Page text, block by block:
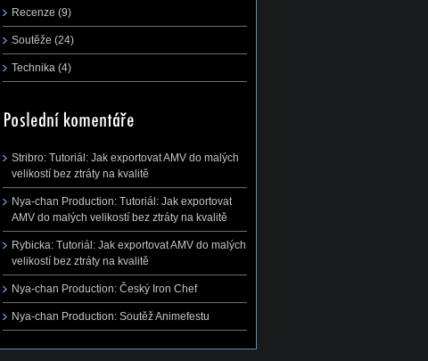
Recenze (9)
Soutěže (24)
Technika (4)
Stribro: Tutoriál: Jak exportovat AMV do malých
velikostí bez ztráty na kvalitě
Nya-chan Production: Tutoriál: Jak exportovat
AMV do malých velikostí bez ztráty na kvalitě
Rybicka: Tutoriál: Jak exportovat AMV do malých
velikostí bez ztráty na kvalitě
Nya-chan Production: Český Iron Chef
Nya-chan Production: Soutěž Animefestu